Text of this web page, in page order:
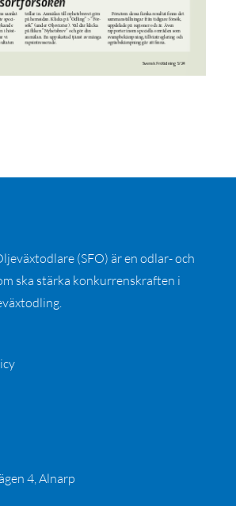
(SFO) är en odlar- och
ska stärka konkurrenskraften i
4, Alnarp